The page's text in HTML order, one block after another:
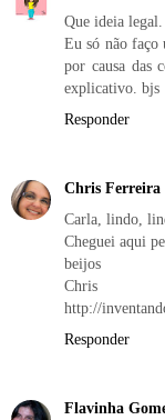
Que ideia
Eu só não faço
por causa das
explicativo. bjs
Responder
Chris Ferreira
Carla, lindo,
Cheguei aqui
beijos
Chris
http://
Responder
Flavinha